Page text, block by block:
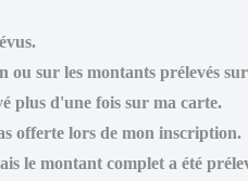
sur les montants prélevés
plus d'une fois sur ma carte.
offerte lors de mon inscription.
le montant complet a été